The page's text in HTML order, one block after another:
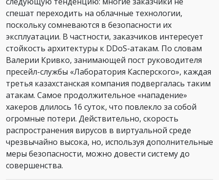
спешат переходить на облачные технологии,
поскольку сомневаются в безопасности их
эксплуатации. В частности, заказчиков интересует
стойкость архитектуры к DDoS-атакам. По словам
Валерии Кривко, занимающей пост руководителя
пресейл-службы «Лаборатория Касперского», каждая
третья казахстанская компания подвергалась таким
атакам. Самое продолжительное «нападение»
хакеров длилось 16 суток, что повлекло за собой
огромные потери. Действительно, скорость
распространения вирусов в виртуальной среде
чрезвычайно высока, но, используя дополнительные
меры безопасности, можно довести систему до
совершенства.